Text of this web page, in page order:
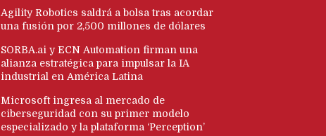
Agility Robotics saldrá a bolsa tras acordar
una fusión por 2,500 millones de dólares
SORBA.ai y ECN Automation firman una
alianza estratégica para impulsar la IA
industrial en América Latina
Microsoft ingresa al mercado de
ciberseguridad con su primer modelo
especializado y la plataforma ‘Perception’